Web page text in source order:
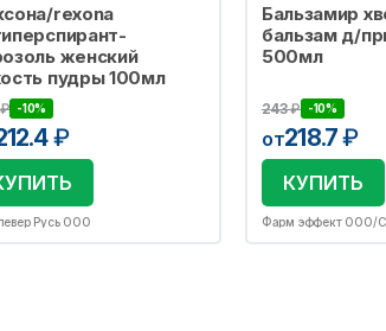
rexona
женский
пудры 100мл
₽ -10%
₽
Русь ООО
Бальзамир
бальзам д/
500мл
243₽ -10%
от218.7₽
КУПИТЬ
Фарм эффект ООО/